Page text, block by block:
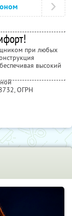
при любых
высокий
, ОГРН